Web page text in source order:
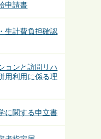
申請書
生計費負担確認
ョンと訪問リハ
用利用に係る理
に関する申立書